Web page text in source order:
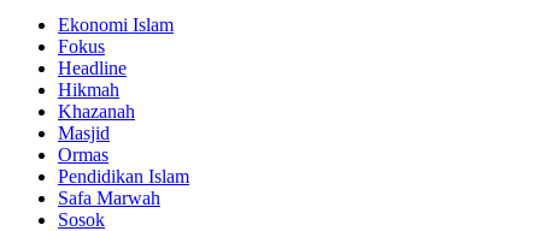
Ekonomi Islam
Fokus
Headline
Hikmah
Khazanah
Masjid
Ormas
Pendidikan Islam
Safa Marwah
Sosok